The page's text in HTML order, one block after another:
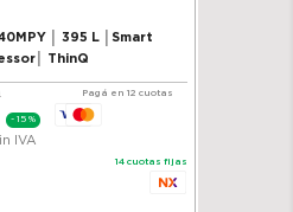
L │Smart
ThinQ
- 15 %
IVA
Pagá en 12 cuotas
14 cuotas fijas